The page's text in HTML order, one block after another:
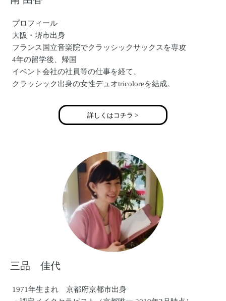
プロフィール
大阪・堺市出身
フランス国立音楽院でクラッシックサックスを専攻
4年の留学後、帰国
イベント会社の社員等の仕事を経て、
クラッシック出身の女性デュオtricoloreを結成。
公式HP:http://tricolore-net.jp/
詳しくはコチラ >
三品 佳代
1971年生まれ 京都府京都市出身